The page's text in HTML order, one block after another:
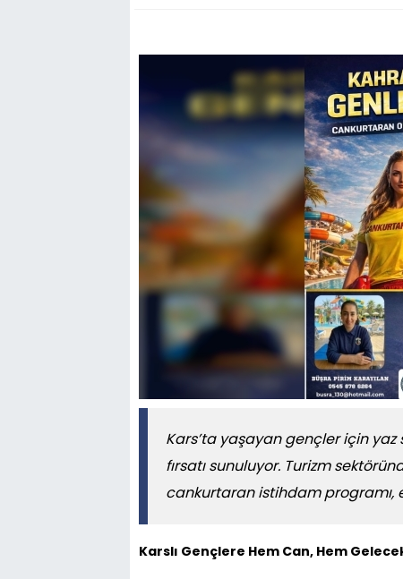
Kars’ta yaşayan gençler için
fırsatı sunuluyor. Turizm
cankurtaran istihdam programı,
Karslı Gençlere Hem Can, Hem